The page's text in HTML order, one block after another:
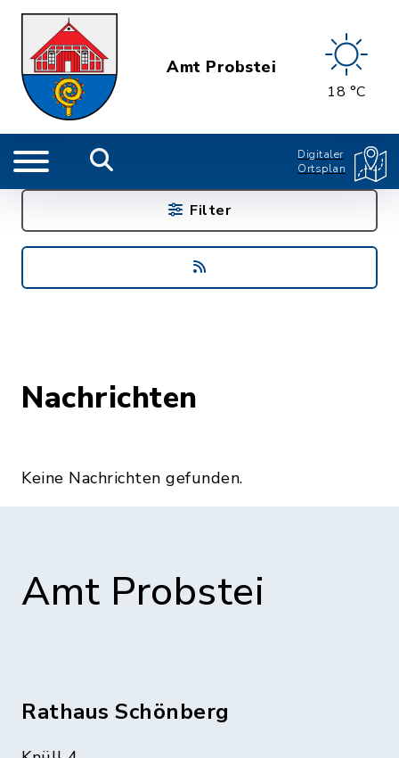
Amt Probstei
18 °C
Digitaler
Ortsplan
Nachrichten
Keine Nachrichten gefunden.
Filter
Amt Probstei
Rathaus Schönberg